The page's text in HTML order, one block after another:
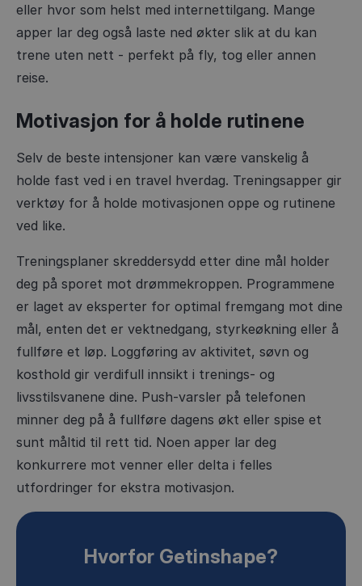
eller hvor som helst med internettilgang. Mange
apper lar deg også laste ned økter slik at du kan
trene uten nett - perfekt på fly, tog eller annen
reise.
Motivasjon for å holde rutinene
Selv de beste intensjoner kan være vanskelig å
holde fast ved i en travel hverdag. Treningsapper gir
verktøy for å holde motivasjonen oppe og rutinene
ved like.
Treningsplaner skreddersydd etter dine mål holder
deg på sporet mot drømmekroppen. Programmene
er laget av eksperter for optimal fremgang mot dine
mål, enten det er vektnedgang, styrkeøkning eller å
fullføre et løp. Loggføring av aktivitet, søvn og
kosthold gir verdifull innsikt i trenings- og
livsstilsvanene dine. Push-varsler på telefonen
minner deg på å fullføre dagens økt eller spise et
sunt måltid til rett tid. Noen apper lar deg
konkurrere mot venner eller delta i felles
utfordringer for ekstra motivasjon.
Hvorfor Getinshape?